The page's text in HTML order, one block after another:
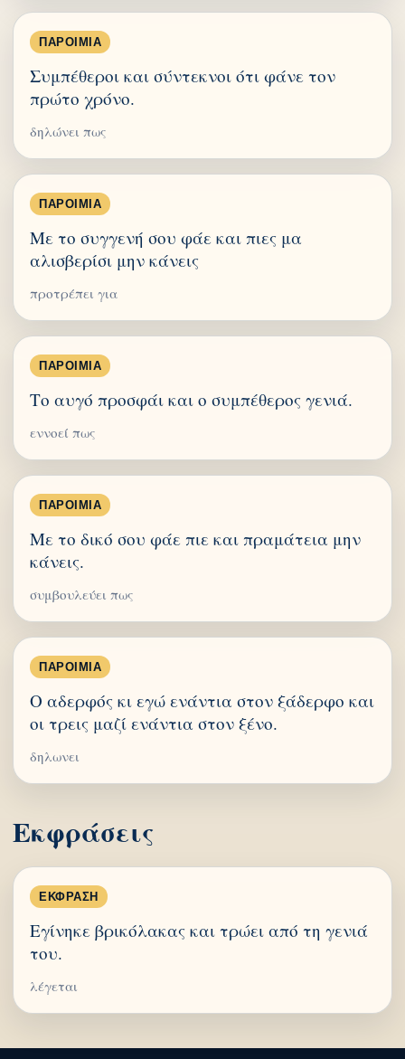
ΠΑΡΟΙΜΊΑ
Συμπέθεροι και σύντεκνοι ότι φάνε τον
πρώτο χρόνο.
δηλώνει πως
ΠΑΡΟΙΜΊΑ
Με το συγγενή σου φάε και πιες μα
αλισβερίσι μην κάνεις
προτρέπει για
ΠΑΡΟΙΜΊΑ
Το αυγό προσφάι και ο συμπέθερος γενιά.
εννοεί πως
ΠΑΡΟΙΜΊΑ
Με το δικό σου φάε πιε και πραμάτεια μην
κάνεις.
συμβουλεύει πως
ΠΑΡΟΙΜΊΑ
Ο αδερφός κι εγώ ενάντια στον ξάδερφο και
οι τρεις μαζί ενάντια στον ξένο.
δηλωνει
Εκφράσεις
ΈΚΦΡΑΣΗ
Εγίνηκε βρικόλακας και τρώει από τη γενιά
του.
λέγεται